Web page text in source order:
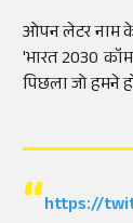
ओपन लेटर नाम
'भारत 2030
पिछला जो हमने
https://